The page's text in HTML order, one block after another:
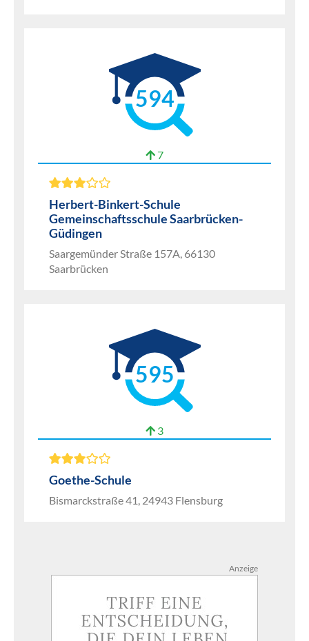
594
7
Herbert-Binkert-Schule
Gemeinschaftsschule Saarbrücken-
Güdingen
Saargemünder Straße 157A, 66130
Saarbrücken
595
3
Goethe-Schule
Bismarckstraße 41, 24943 Flensburg
Anzeige